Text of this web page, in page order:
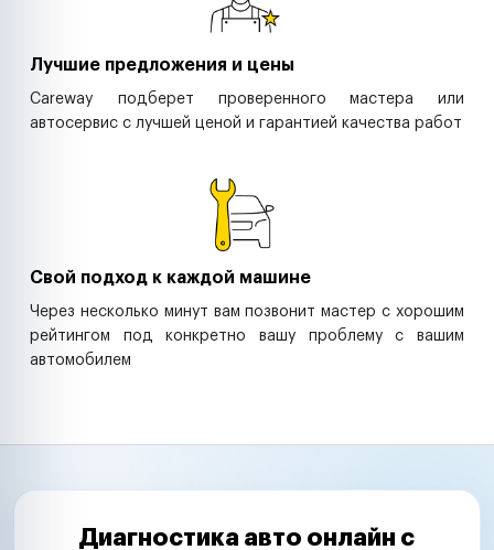
Лучшие предложения и цены
Careway подберет проверенного мастера или
автосервис с лучшей ценой и гарантией качества работ
Свой подход к каждой машине
Через несколько минут вам позвонит мастер с хорошим
рейтингом под конкретно вашу проблему с вашим
автомобилем
Диагностика авто онлайн с